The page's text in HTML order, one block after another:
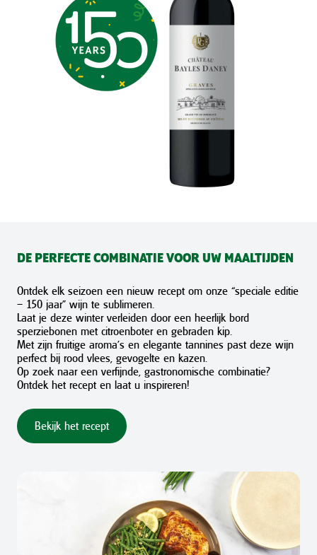
DE PERFECTE COMBINATIE VOOR UW MAALTIJDEN
Ontdek elk seizoen een nieuw recept om onze “speciale editie
– 150 jaar” wijn te sublimeren.
Laat je deze winter verleiden door een heerlijk bord
sperziebonen met citroenboter en gebraden kip.
Met zijn fruitige aroma’s en elegante tannines past deze wijn
perfect bij rood vlees, gevogelte en kazen.
Op zoek naar een verfijnde, gastronomische combinatie?
Ontdek het recept en laat u inspireren!
Bekijk het recept